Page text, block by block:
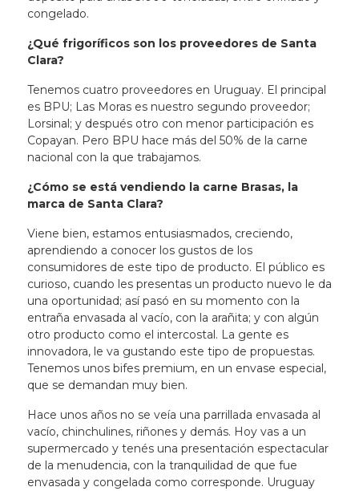
congelado.
¿Qué frigoríficos son los proveedores de Santa
Clara?
Tenemos cuatro proveedores en Uruguay. El principal
es BPU; Las Moras es nuestro segundo proveedor;
Lorsinal; y después otro con menor participación es
Copayan. Pero BPU hace más del 50% de la carne
nacional con la que trabajamos.
¿Cómo se está vendiendo la carne Brasas, la
marca de Santa Clara?
Viene bien, estamos entusiasmados, creciendo,
aprendiendo a conocer los gustos de los
consumidores de este tipo de producto. El público es
curioso, cuando les presentas un producto nuevo le da
una oportunidad; así pasó en su momento con la
entraña envasada al vacío, con la arañita; y con algún
otro producto como el intercostal. La gente es
innovadora, le va gustando este tipo de propuestas.
Tenemos unos bifes premium, en un envase especial,
que se demandan muy bien.
Hace unos años no se veía una parrillada envasada al
vacío, chinchulines, riñones y demás. Hoy vas a un
supermercado y tenés una presentación espectacular
de la menudencia, con la tranquilidad de que fue
envasada y congelada como corresponde. Uruguay